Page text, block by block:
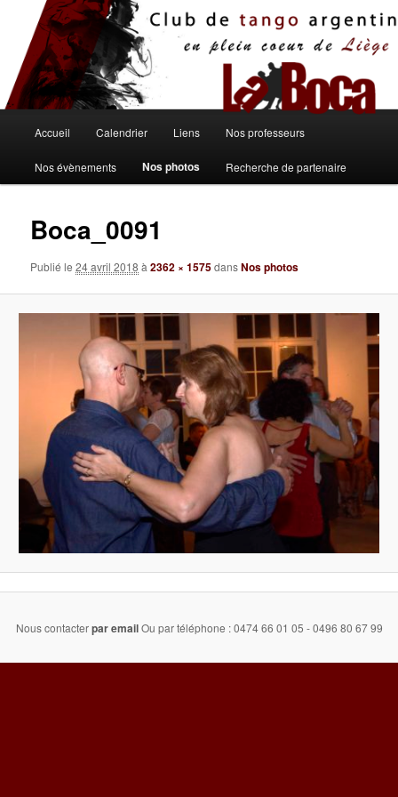
contenu
principal
principal
Accueil Calendrier Liens Nos professeurs
Nos évènements Nos photos Recherche de partenaire
Boca_0091
Publié le24 avril 2018 à2362 × 1575dansNos photos
Nous contacterpar emailOu par téléphone : 0474 66 01 05 - 0496 80 67 99